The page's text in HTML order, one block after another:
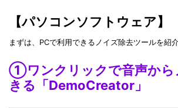
【パソコンソフトウェア】
まずは、PCで利用できるノイズ除去ツールを紹介
①ワンクリックで音声から
きる「DemoCreator」